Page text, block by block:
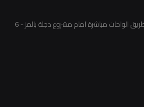
94 ب المنطقة الصناعية الخامسة - طريق الواحات مباشرة امام مشروع دجلة بالمز - 6